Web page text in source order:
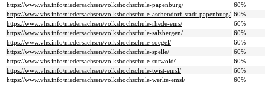
https://www.vhs.info/niedersachsen/volkshochschule-papenburg/
60%
https://www.vhs.info/niedersachsen/volkshochschule-aschendorf-stadt-papenburg/ 60%
https://www.vhs.info/niedersachsen/volkshochschule-rhede-ems/
60%
https://www.vhs.info/niedersachsen/volkshochschule-salzbergen/
60%
https://www.vhs.info/niedersachsen/volkshochschule-soegel/
60%
https://www.vhs.info/niedersachsen/volkshochschule-spelle/
60%
https://www.vhs.info/niedersachsen/volkshochschule-surwold/
60%
https://www.vhs.info/niedersachsen/volkshochschule-twist-emsl/
60%
https://www.vhs.info/niedersachsen/volkshochschule-werlte-emsl/
60%